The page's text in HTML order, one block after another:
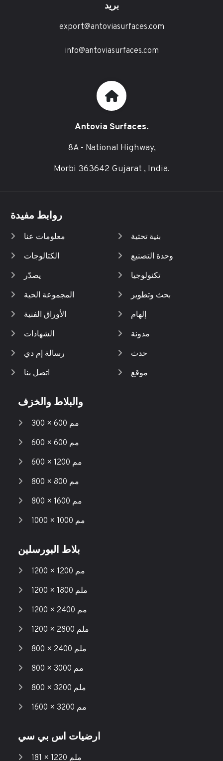
بريد
export@antoviasurfaces.com
info@antoviasurfaces.com
Antovia Surfaces.
8A - National Highway,
Morbi 363642 Gujarat , India.
روابط مفيدة
معلومات عنا
الكتالوجات
يصدّر
المجموعة الحية
الأوراق الفنية
الشهادات
رسالة إم دي
اتصل بنا
بنية تحتية
وحدة التصنيع
تكنولوجيا
بحث وتطوير
إلهام
مدونة
حدث
موقع
والبلاط والخزف
300 × 600 مم
600 × 600 مم
600 × 1200 مم
800 × 800 مم
800 × 1600 مم
1000 × 1000 مم
بلاط البورسلين
1200 × 1200 مم
1200 × 1800 ملم
1200 × 2400 مم
1200 × 2800 ملم
800 × 2400 ملم
800 × 3000 مم
800 × 3200 ملم
1600 × 3200 مم
ارضيات اس بي سي
181 × 1220 ملم